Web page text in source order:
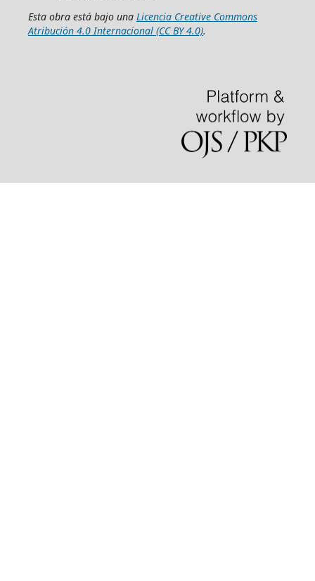
Esta obra está bajo una Licencia Creative Commons
Atribución 4.0 Internacional (CC BY 4.0).